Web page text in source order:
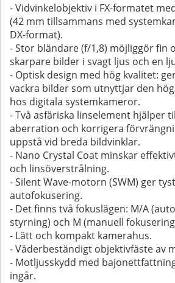
- Vidvinkelobjektiv i FX-formatet
(42 mm tillsammans med
DX-format).
- Stor bländare (f/1,8) möjliggör fin
skarpare bilder i svagt ljus och en
- Optisk design med hög kvalitet:
vackra bilder som utnyttjar den
hos digitala systemkameror.
- Två asfäriska linselement hjälper
aberration och korrigera
uppstå vid breda bildvinklar.
- Nano Crystal Coat minskar
och linsöverstrålning.
- Silent Wave-motorn (SWM) ger
autofokusering.
- Det finns två fokuslägen: M/A
styrning) och M (manuell
- Lätt och kompakt kamerahus.
- Väderbeständigt objektivfäste av
- Motljusskydd med
ingår.